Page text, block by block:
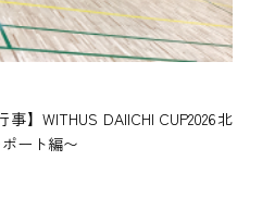
】WITHUS DAIICHI CUP2026北
ート編〜